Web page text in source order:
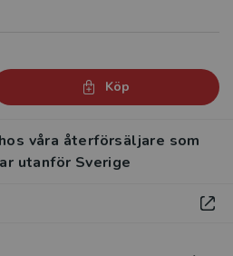
Köp
våra återförsäljare som
utanför Sverige